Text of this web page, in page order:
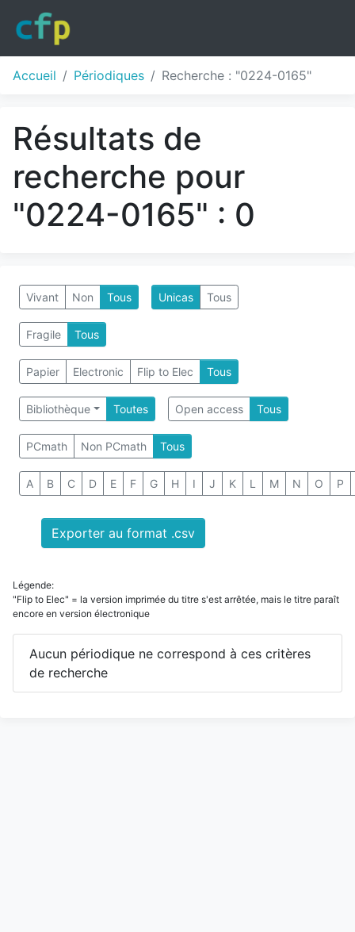
Accueil Périodiques Recherche : "0224-0165"
Résultats de
recherche pour
"0224-0165" : 0
Vivant Non Tous Unicas Tous
Fragile Tous
Papier Electronic Flip to Elec Tous
Bibliothèque Toutes Open access Tous
PCmath Non PCmath Tous
A B C D E F G H I J K L M N O P
Exporter au format .csv
Légende:
"Flip to Elec" = la version imprimée du titre s'est arrêtée, mais le titre paraît
encore en version électronique
Aucun périodique ne correspond à ces critères
de recherche